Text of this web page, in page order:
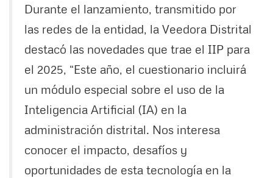
Durante el lanzamiento, transmitido por
las redes de la entidad, la Veedora Distrital
destacó las novedades que trae el IIP para
el 2025, “Este año, el cuestionario incluirá
un módulo especial sobre el uso de la
Inteligencia Artificial (IA) en la
administración distrital. Nos interesa
conocer el impacto, desafíos y
oportunidades de esta tecnología en la